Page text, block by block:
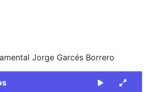
Jorge Garcés Borrero